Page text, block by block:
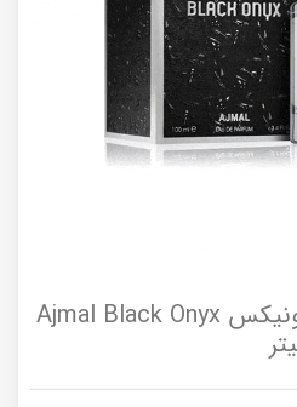
ادوپرفیوم اجمل بلک اونیکس Ajmal Black Onyx